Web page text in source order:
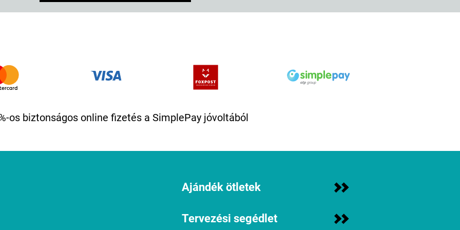
os biztonságos online fizetés a SimplePay jóvoltából
Ajándék ötletek
Tervezési segédlet